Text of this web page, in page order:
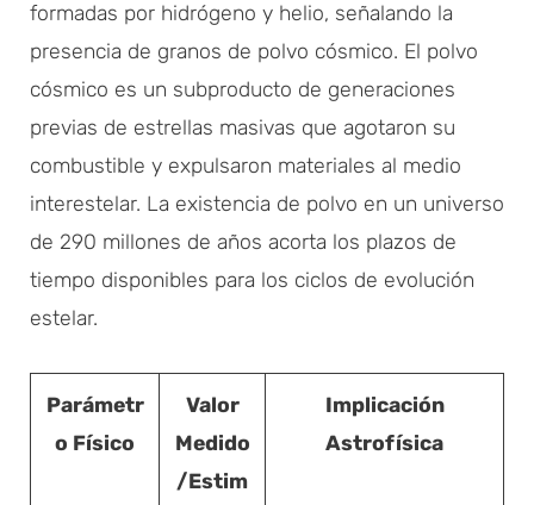
formadas por hidrógeno y helio, señalando la
presencia de granos de polvo cósmico. El polvo
cósmico es un subproducto de generaciones
previas de estrellas masivas que agotaron su
combustible y expulsaron materiales al medio
interestelar. La existencia de polvo en un universo
de 290 millones de años acorta los plazos de
tiempo disponibles para los ciclos de evolución
estelar.
Parámetr
o Físico
Valor
Medido
/Estim
Implicación
Astrofísica